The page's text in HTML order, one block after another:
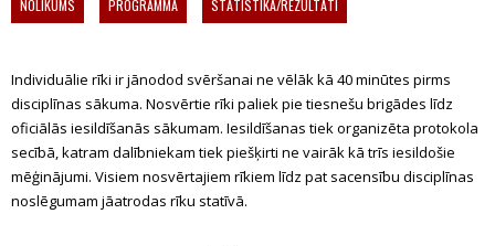
NOLIKUMS PROGRAMMA STATISTIKA/REZULTĀTI
Individuālie rīki ir jānodod svēršanai ne vēlāk kā 40 minūtes pirms
disciplīnas sākuma. Nosvērtie rīki paliek pie tiesnešu brigādes līdz
oficiālās iesildīšanās sākumam. Iesildīšanas tiek organizēta protokola
secībā, katram dalībniekam tiek piešķirti ne vairāk kā trīs iesildošie
mēģinājumi. Visiem nosvērtajiem rīkiem līdz pat sacensību disciplīnas
noslēgumam jāatrodas rīku statīvā.